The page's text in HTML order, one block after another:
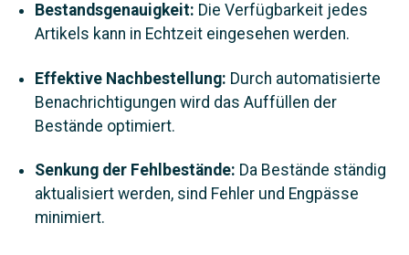
Bestandsgenauigkeit: Die Verfügbarkeit jedes
Artikels kann in Echtzeit eingesehen werden.
Effektive Nachbestellung: Durch automatisierte
Benachrichtigungen wird das Auffüllen der
Bestände optimiert.
Senkung der Fehlbestände: Da Bestände ständig
aktualisiert werden, sind Fehler und Engpässe
minimiert.